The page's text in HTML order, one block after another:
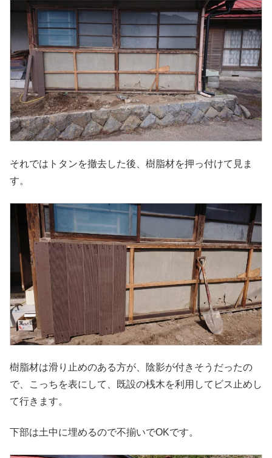
それではトタンを撤去した後、樹脂材を押っ付けて見ま
す。
樹脂材は滑り止めのある方が、陰影が付きそうだったの
で、こっちを表にして、既設の桟木を利用してビス止めし
て行きます。
下部は土中に埋めるので不揃いでOKです。